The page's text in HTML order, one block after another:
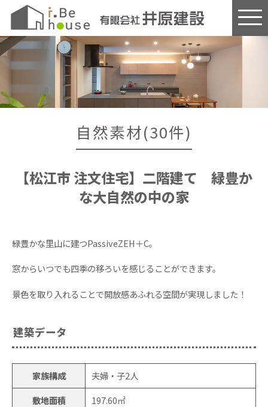
このページの本文へ
自然素材(30件)
【松江市 注文住宅】二階建て 緑豊か
な大自然の中の家
緑豊かな里山に建つPassiveZEH＋C。
窓からいつでも四季の移ろいを感じることができます。
景色を取り入れることで開放感あふれる空間が実現しました！
建築データ
家族構成
夫婦・子2人
敷地面積
197.60㎡